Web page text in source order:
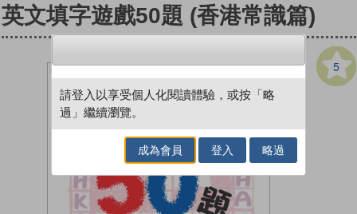
英文填字遊戲50題 (香港常識篇)
5
請登入以享受個人化閱讀體驗，或按「略
過」繼續瀏覽。
成為會員 登入 略過